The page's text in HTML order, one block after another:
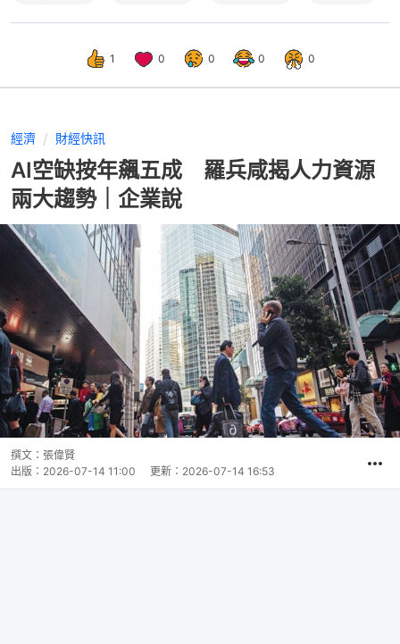
1 0 0 0 0
經濟 財經快訊
AI空缺按年飆五成 羅兵咸揭人力資源
兩大趨勢｜企業說
撰文： 張偉賢
出版： 2026-07-14 11:00 更新： 2026-07-14 16:53